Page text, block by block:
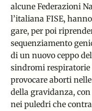
alcune Federazioni
l’italiana FISE,
gare, per poi
sequenziamento
di un nuovo ceppo
sindromi respiratorie
provocare aborti
della gravidanza,
nei puledri che